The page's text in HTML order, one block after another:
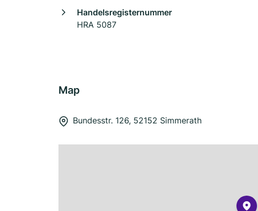
Handelsregisternummer
HRA 5087
Map
Bundesstr. 126, 52152 Simmerath